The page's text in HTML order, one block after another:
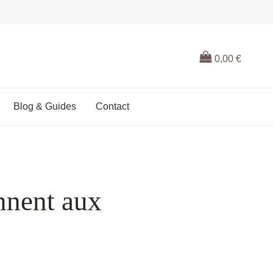
0,00 €
Blog & Guides Contact
aux